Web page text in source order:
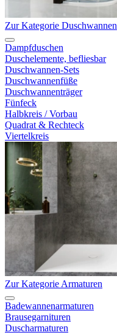
Zur Kategorie Duschwannen
Dampfduschen
Duschelemente, befliesbar
Duschwannen-Sets
Duschwannenfüße
Duschwannenträger
Fünfeck
Halbkreis / Vorbau
Quadrat & Rechteck
Viertelkreis
Zur Kategorie Armaturen
Badewannenarmaturen
Brausegarnituren
Duscharmaturen